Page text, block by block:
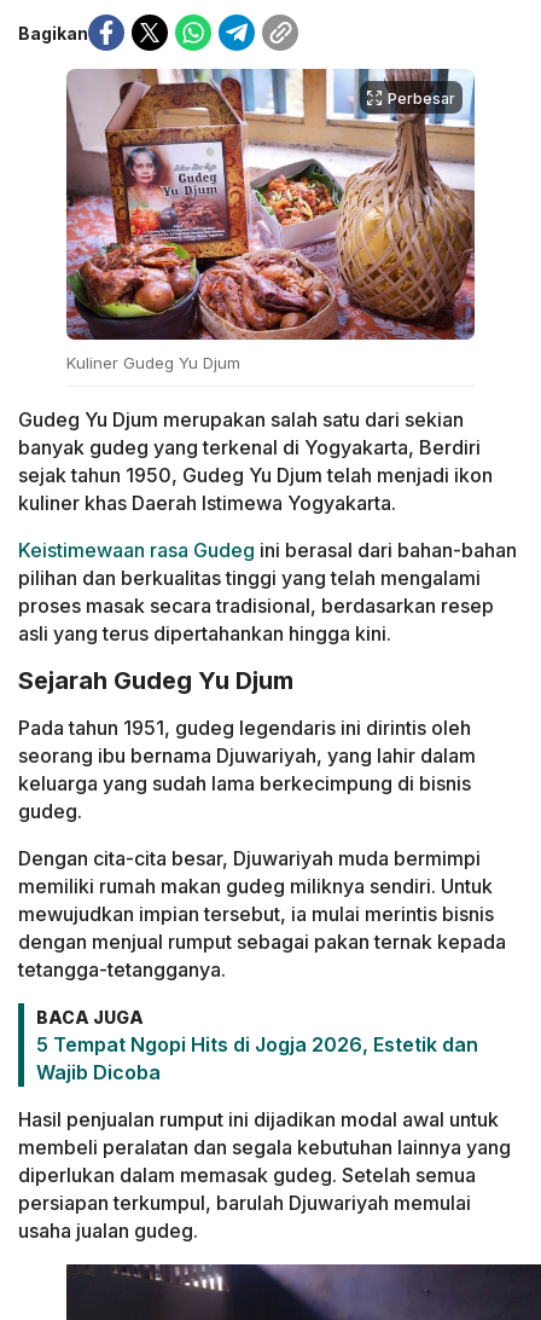
Bagikan
Perbesar
Kuliner Gudeg Yu Djum
Gudeg Yu Djum merupakan salah satu dari sekian
banyak gudeg yang terkenal di Yogyakarta, Berdiri
sejak tahun 1950, Gudeg Yu Djum telah menjadi ikon
kuliner khas Daerah Istimewa Yogyakarta.
Keistimewaan rasa Gudeg ini berasal dari bahan-bahan
pilihan dan berkualitas tinggi yang telah mengalami
proses masak secara tradisional, berdasarkan resep
asli yang terus dipertahankan hingga kini.
Sejarah Gudeg Yu Djum
Pada tahun 1951, gudeg legendaris ini dirintis oleh
seorang ibu bernama Djuwariyah, yang lahir dalam
keluarga yang sudah lama berkecimpung di bisnis
gudeg.
Dengan cita-cita besar, Djuwariyah muda bermimpi
memiliki rumah makan gudeg miliknya sendiri. Untuk
mewujudkan impian tersebut, ia mulai merintis bisnis
dengan menjual rumput sebagai pakan ternak kepada
tetangga-tetangganya.
BACA JUGA
5 Tempat Ngopi Hits di Jogja 2026, Estetik dan
Wajib Dicoba
Hasil penjualan rumput ini dijadikan modal awal untuk
membeli peralatan dan segala kebutuhan lainnya yang
diperlukan dalam memasak gudeg. Setelah semua
persiapan terkumpul, barulah Djuwariyah memulai
usaha jualan gudeg.